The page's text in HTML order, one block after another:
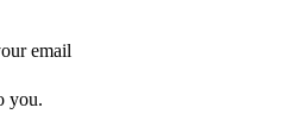
email
you.